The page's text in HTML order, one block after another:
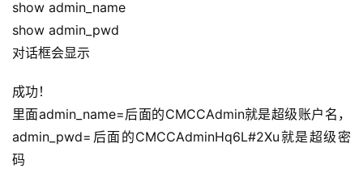
show admin_name
show admin_pwd
对话框会显示
成功！
里面admin_name=后面的CMCCAdmin就是超级账户名，
admin_pwd=后面的CMCCAdminHq6L#2Xu就是超级密
码